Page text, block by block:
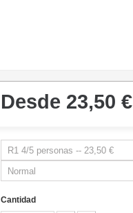
Desde 23,50 €
Cantidad